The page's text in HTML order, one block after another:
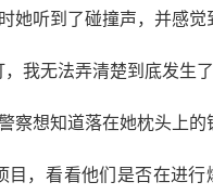
她听到了碰撞声，并感觉
我无法弄清楚到底发生
察想知道落在她枕头上的
目，看​​看他们是否在进